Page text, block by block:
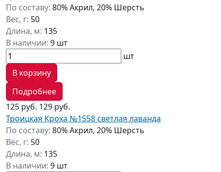
По составу: 80% Акрил, 20% Шерсть
Вес, г: 50
Длина, м: 135
В наличии: 9 шт
шт
В корзину
Подробнее
125 руб. 129 руб.
Троицкая Кроха №1558 светлая лаванда
По составу: 80% Акрил, 20% Шерсть
Вес, г: 50
Длина, м: 135
В наличии: 9 шт